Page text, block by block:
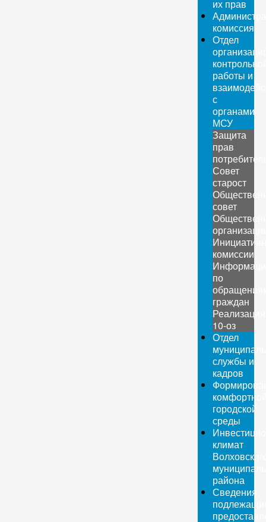
их прав
комиссия
Отдел
работы и
с
органами
МСУ
Защита
прав
Совет
старост
совет
комиссии
по
граждан
Реализация
10-оз
Отдел
службы и
кадров
городской
среды
климат
района
Сведения,